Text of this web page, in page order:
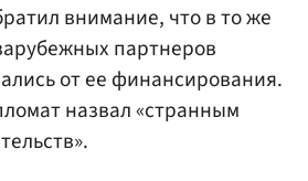
внимание, что в то же
партнеров
от ее финансирования.
назвал «странным